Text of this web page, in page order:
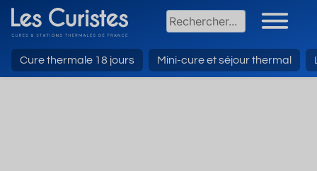
Cure thermale 18 jours Mini-cure et séjour thermal